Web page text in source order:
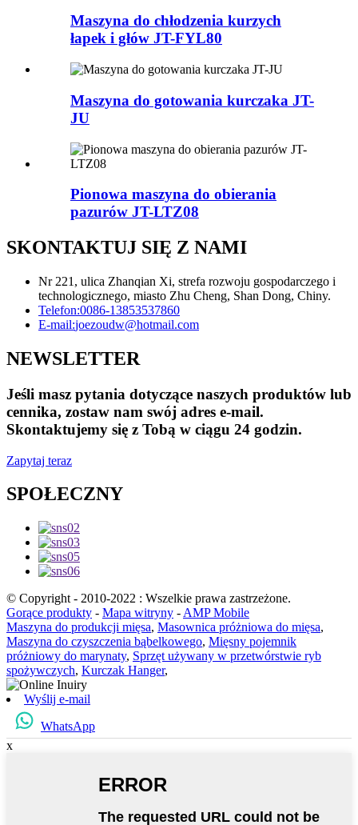
Maszyna do chłodzenia kurzych
łapek i głów JT-FYL80
Maszyna do gotowania kurczaka JT-
JU
Pionowa maszyna do obierania
pazurów JT-LTZ08
SKONTAKTUJ SIĘ Z NAMI
Nr 221, ulica Zhanqian Xi, strefa rozwoju gospodarczego i
technologicznego, miasto Zhu Cheng, Shan Dong, Chiny.
Telefon:0086-13853537860
E-mail:joezoudw@hotmail.com
NEWSLETTER
Jeśli masz pytania dotyczące naszych produktów lub
cennika, zostaw nam swój adres e-mail.
Skontaktujemy się z Tobą w ciągu 24 godzin.
Zapytaj teraz
SPOŁECZNY
© Copyright - 2010-2022 : Wszelkie prawa zastrzeżone.
Gorące produkty - Mapa witryny - AMP Mobile
Maszyna do produkcji mięsa, Masownica próżniowa do mięsa,
Maszyna do czyszczenia bąbelkowego, Mięsny pojemnik
próżniowy do marynaty, Sprzęt używany w przetwórstwie ryb
spożywczych, Kurczak Hanger,
Wyślij e-mail
WhatsApp
x